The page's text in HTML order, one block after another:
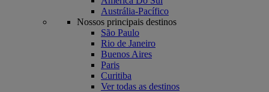
Austrália-Pacífico
Nossos principais destinos
São Paulo
Rio de Janeiro
Buenos Aires
Paris
Curitiba
Ver todas as destinos